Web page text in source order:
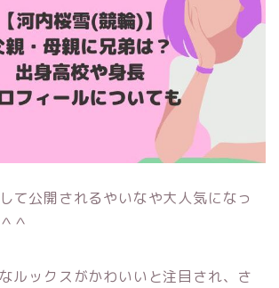
て公開されるやいなや大人気になっ
＾
ルックスがかわいいと注目され、さ